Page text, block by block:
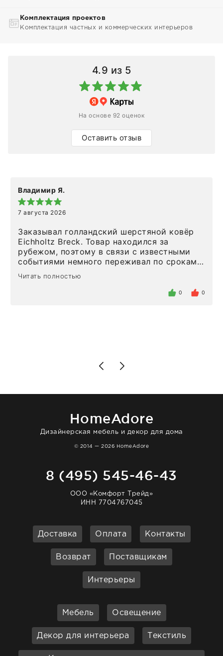
Комплектация проектов
Комплектация частных и коммерческих интерьеров
4.9 из 5
На основе 92 оценок
Оставить отзыв
Владимир Я.
7 августа 2026
Заказывал голландский шерстяной ковёр
Eichholtz Breck. Товар находился за
рубежом, поэтому в связи с известными
событиями немного переживал по срокам.
Но homeadore привезли ровно в
определенное в договоре время, без
то качество выше всяких похвал. Выглядит
Читать полностью
0 0
HomeAdore
Дизайнерская мебель и декор для дома
© 2014 — 2026 HomeAdore
8 (495) 545-46-43
ООО «Комфорт Трейд»
ИНН 7704767045
Доставка Оплата Контакты
Возврат Поставщикам
Интерьеры
Мебель Освещение
Декор для интерьера Текстиль